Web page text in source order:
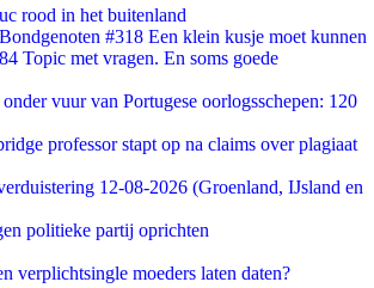
rood in het buitenland
#318 Een klein kusje moet kunnen
Topic met vragen. En soms goede
onder vuur van Portugese oorlogsschepen: 120
professor stapt op na claims over plagiaat
12-08-2026 (Groenland, IJsland en
politieke partij oprichten
verplichtsingle moeders laten daten?